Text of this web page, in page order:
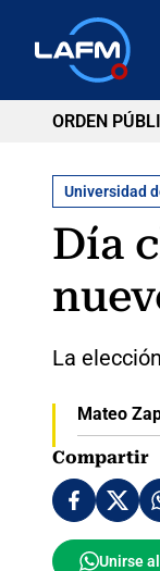
ORDEN
Universidad
Día
La
Mateo
Compartir
Unirse